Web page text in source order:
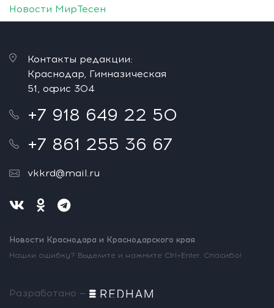
Новости МирТесен
Контакты редакции:
Краснодар, Гимназическая
51, офис 304
+7 918 649 22 50
+7 861 255 36 67
vkkrd@mail.ru
Новости Краснодара и Краснодарского края
Нашли ошибку? Выделите и нажмите Ctrl+Enter. Спасибо!
Разработано —